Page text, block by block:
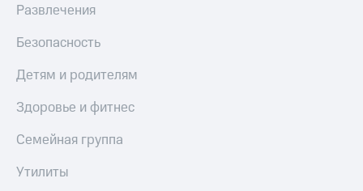
Развлечения
Безопасность
Детям и родителям
Здоровье и фитнес
Семейная группа
Утилиты